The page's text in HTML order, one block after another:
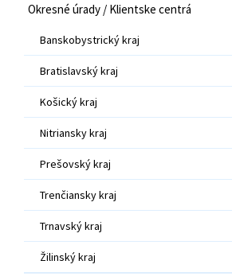
Okresné úrady / Klientske centrá
Banskobystrický kraj
Bratislavský kraj
Košický kraj
Nitriansky kraj
Prešovský kraj
Trenčiansky kraj
Trnavský kraj
Žilinský kraj